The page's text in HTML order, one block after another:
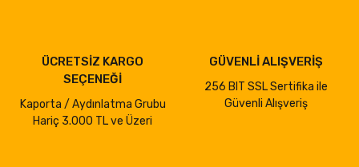
ÜCRETSİZ KARGO
SEÇENEĞİ
Kaporta / Aydınlatma Grubu
Hariç 3.000 TL ve Üzeri
GÜVENLİ ALIŞVERİŞ
256 BIT SSL Sertifika ile
Güvenli Alışveriş